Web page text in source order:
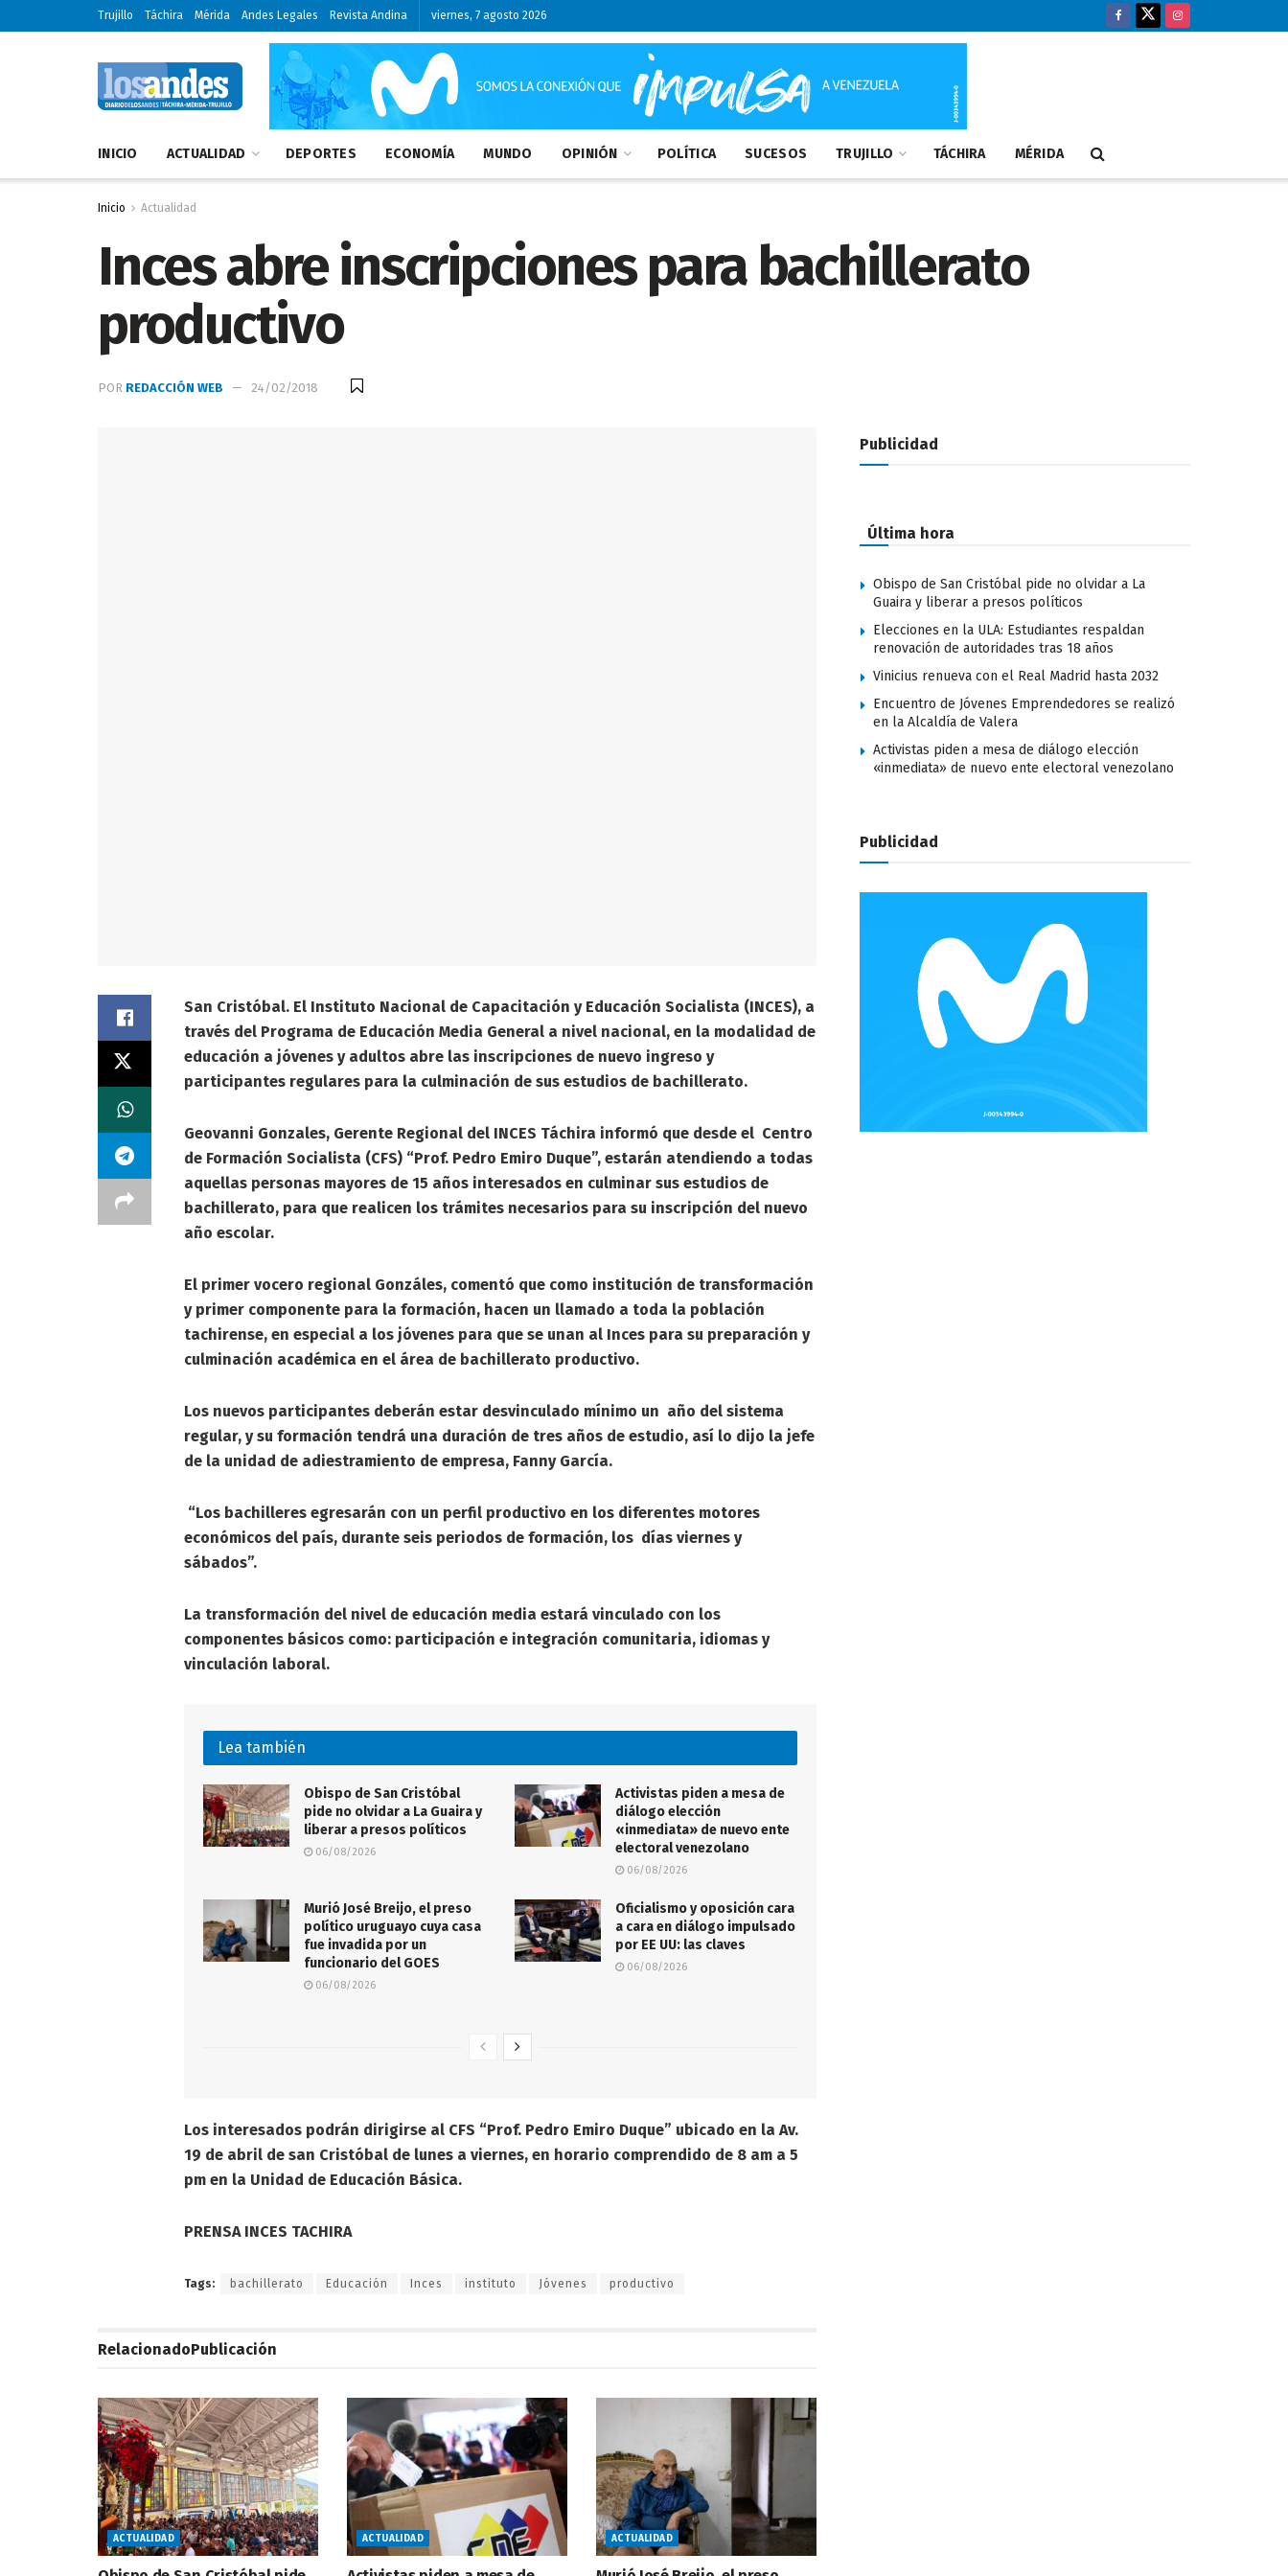
Trujillo Táchira Mérida Andes Legales Revista Andina viernes, 7 agosto 2026
INICIO ACTUALIDAD DEPORTES ECONOMÍA MUNDO OPINIÓN POLÍTICA SUCESOS TRUJILLO TÁCHIRA MÉRIDA
Inicio Actualidad
Inces abre inscripciones para bachillerato
productivo
POR REDACCIÓN WEB 24/02/2018
San Cristóbal. El Instituto Nacional de Capacitación y Educación Socialista (INCES), a
través del Programa de Educación Media General a nivel nacional, en la modalidad de
educación a jóvenes y adultos abre las inscripciones de nuevo ingreso y
participantes regulares para la culminación de sus estudios de bachillerato.
Geovanni Gonzales, Gerente Regional del INCES Táchira informó que desde el Centro
de Formación Socialista (CFS) “Prof. Pedro Emiro Duque”, estarán atendiendo a todas
aquellas personas mayores de 15 años interesados en culminar sus estudios de
bachillerato, para que realicen los trámites necesarios para su inscripción del nuevo
año escolar.
El primer vocero regional Gonzáles, comentó que como institución de transformación
y primer componente para la formación, hacen un llamado a toda la población
tachirense, en especial a los jóvenes para que se unan al Inces para su preparación y
culminación académica en el área de bachillerato productivo.
Los nuevos participantes deberán estar desvinculado mínimo un año del sistema
regular, y su formación tendrá una duración de tres años de estudio, así lo dijo la jefe
de la unidad de adiestramiento de empresa, Fanny García.
“Los bachilleres egresarán con un perfil productivo en los diferentes motores
económicos del país, durante seis periodos de formación, los días viernes y
sábados”.
La transformación del nivel de educación media estará vinculado con los
componentes básicos como: participación e integración comunitaria, idiomas y
vinculación laboral.
Lea también
Obispo de San Cristóbal
pide no olvidar a La Guaira y
liberar a presos políticos
06/08/2026
Activistas piden a mesa de
diálogo elección
«inmediata» de nuevo ente
electoral venezolano
06/08/2026
Murió José Breijo, el preso
político uruguayo cuya casa
fue invadida por un
funcionario del GOES
06/08/2026
Oficialismo y oposición cara
a cara en diálogo impulsado
por EE UU: las claves
06/08/2026
Los interesados podrán dirigirse al CFS “Prof. Pedro Emiro Duque” ubicado en la Av.
19 de abril de san Cristóbal de lunes a viernes, en horario comprendido de 8 am a 5
pm en la Unidad de Educación Básica.
PRENSA INCES TACHIRA
Tags: bachillerato Educación Inces instituto Jóvenes productivo
RelacionadoPublicación
ACTUALIDAD ACTUALIDAD ACTUALIDAD
Publicidad
Última hora
Obispo de San Cristóbal pide no olvidar a La
Guaira y liberar a presos políticos
Elecciones en la ULA: Estudiantes respaldan
renovación de autoridades tras 18 años
Vinicius renueva con el Real Madrid hasta 2032
Encuentro de Jóvenes Emprendedores se realizó
en la Alcaldía de Valera
Activistas piden a mesa de diálogo elección
«inmediata» de nuevo ente electoral venezolano
Publicidad